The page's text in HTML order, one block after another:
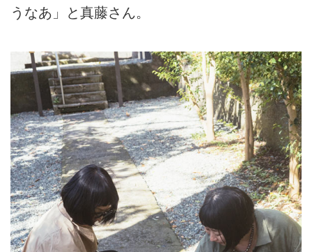
うなあ」と真藤さん。